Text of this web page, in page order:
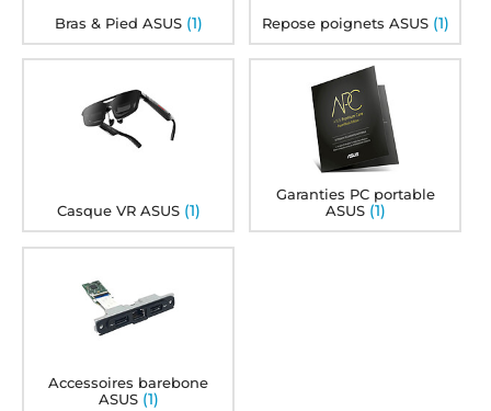
Bras & Pied ASUS (1) Repose poignets ASUS (1)
Casque VR ASUS (1)
Garanties PC portable
ASUS (1)
Accessoires barebone
ASUS (1)